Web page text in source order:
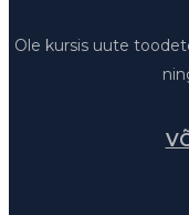
Ole kursis uute